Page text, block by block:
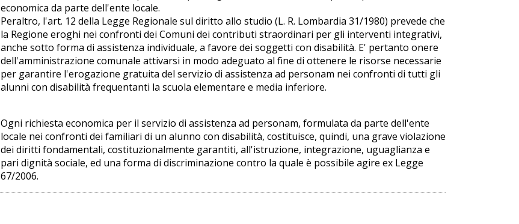
economica da parte dell'ente locale.
Peraltro, l'art. 12 della Legge Regionale sul diritto allo studio (L. R. Lombardia 31/1980) prevede che
la Regione eroghi nei confronti dei Comuni dei contributi straordinari per gli interventi integrativi,
anche sotto forma di assistenza individuale, a favore dei soggetti con disabilità. E' pertanto onere
dell'amministrazione comunale attivarsi in modo adeguato al fine di ottenere le risorse necessarie
per garantire l'erogazione gratuita del servizio di assistenza ad personam nei confronti di tutti gli
alunni con disabilità frequentanti la scuola elementare e media inferiore.
Ogni richiesta economica per il servizio di assistenza ad personam, formulata da parte dell'ente
locale nei confronti dei familiari di un alunno con disabilità, costituisce, quindi, una grave violazione
dei diritti fondamentali, costituzionalmente garantiti, all'istruzione, integrazione, uguaglianza e
pari dignità sociale, ed una forma di discriminazione contro la quale è possibile agire ex Legge
67/2006.